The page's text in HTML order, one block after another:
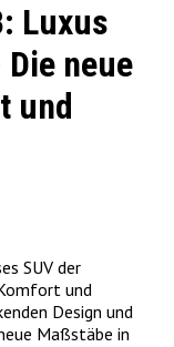
Luxus
neue
und
SUV der
und
Design und
Maßstäbe in